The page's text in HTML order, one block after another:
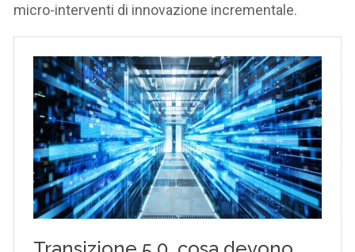
micro-interventi di innovazione incrementale.